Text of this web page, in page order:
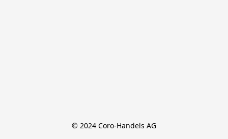
© 2024 Coro-Handels AG